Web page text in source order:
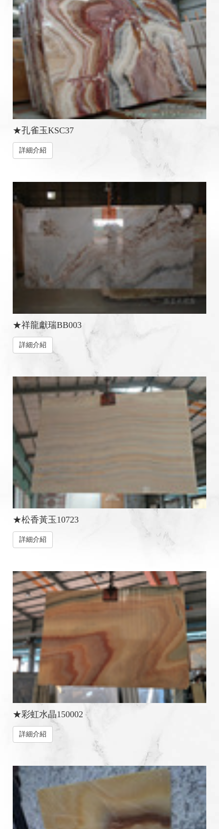
★孔雀玉KSC37
詳細介紹
★祥龍獻瑞BB003
詳細介紹
★松香黃玉10723
詳細介紹
★彩虹水晶150002
詳細介紹